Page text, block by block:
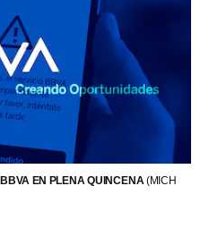
EN PLENA QUINCENA(MICH